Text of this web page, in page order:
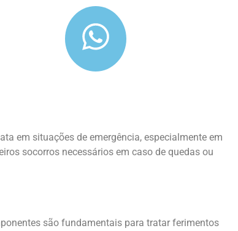
em situações de emergência, especialmente em
socorros necessários em caso de quedas ou
são fundamentais para tratar ferimentos